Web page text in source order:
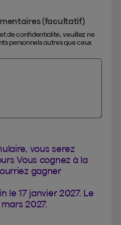
(facultatif)
de confidentialité, veuillez ne
personnels autres que ceux
vous serez
Vous cognez à la
gagner
le 17 janvier 2027. Le
2027.